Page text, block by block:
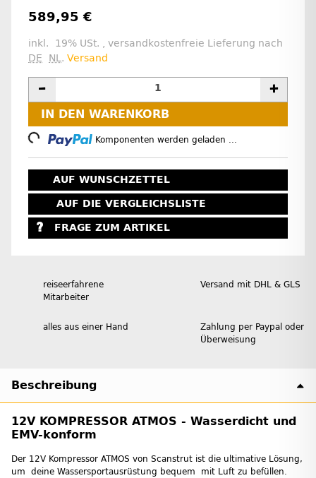
589,95 €
inkl. 19% USt. , versandkostenfreie Lieferung nach
DE
NL. Versand
IN DEN WARENKORB
Komponenten werden geladen ...
AUF WUNSCHZETTEL
AUF DIE VERGLEICHSLISTE
FRAGE ZUM ARTIKEL
reiseerfahrene
Mitarbeiter
Versand mit DHL & GLS
alles aus einer Hand
Zahlung per Paypal oder
Überweisung
Beschreibung
12V KOMPRESSOR ATMOS - Wasserdicht und
EMV-konform
Der 12V Kompressor ATMOS von Scanstrut ist die ultimative Lösung,
um deine Wassersportausrüstung bequem mit Luft zu befüllen.